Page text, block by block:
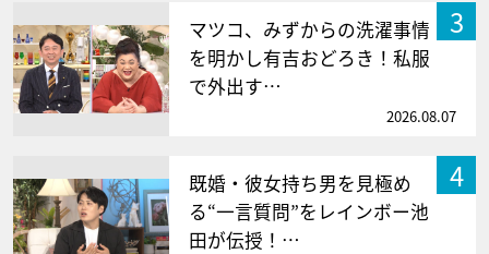
3
マツコ、みずからの洗濯事情
を明かし有吉おどろき！私服
で外出す…
2026.08.07
4
既婚・彼女持ち男を見極め
る“一言質問”をレインボー池
田が伝授！…